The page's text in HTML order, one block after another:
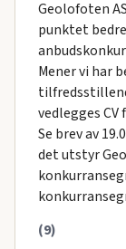
Geolofoten
punktet
Mener vi har
vedlegges
Se brev av
det utstyr
(9)